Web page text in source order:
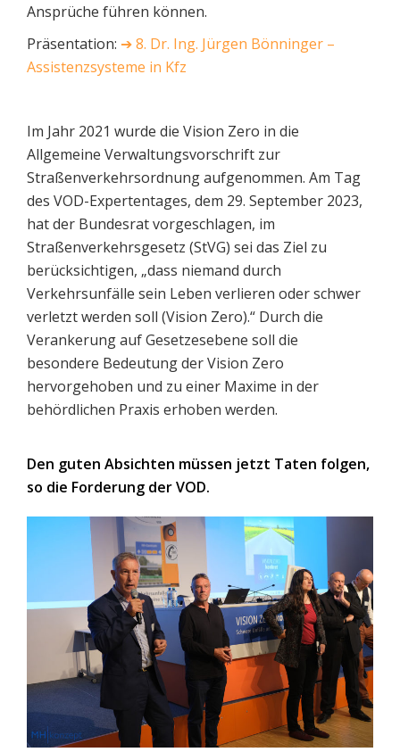
Ansprüche führen können.
Präsentation: ➔8. Dr. Ing. Jürgen Bönninger –
Assistenzsysteme in Kfz
Im Jahr 2021 wurde die Vision Zero in die
Allgemeine Verwaltungsvorschrift zur
Straßenverkehrsordnung aufgenommen. Am Tag
des VOD-Expertentages, dem 29. September 2023,
hat der Bundesrat vorgeschlagen, im
Straßenverkehrsgesetz (StVG) sei das Ziel zu
berücksichtigen, „dass niemand durch
Verkehrsunfälle sein Leben verlieren oder schwer
verletzt werden soll (Vision Zero).“ Durch die
Verankerung auf Gesetzesebene soll die
besondere Bedeutung der Vision Zero
hervorgehoben und zu einer Maxime in der
behördlichen Praxis erhoben werden.
Den guten Absichten müssen jetzt Taten folgen,
so die Forderung der VOD.